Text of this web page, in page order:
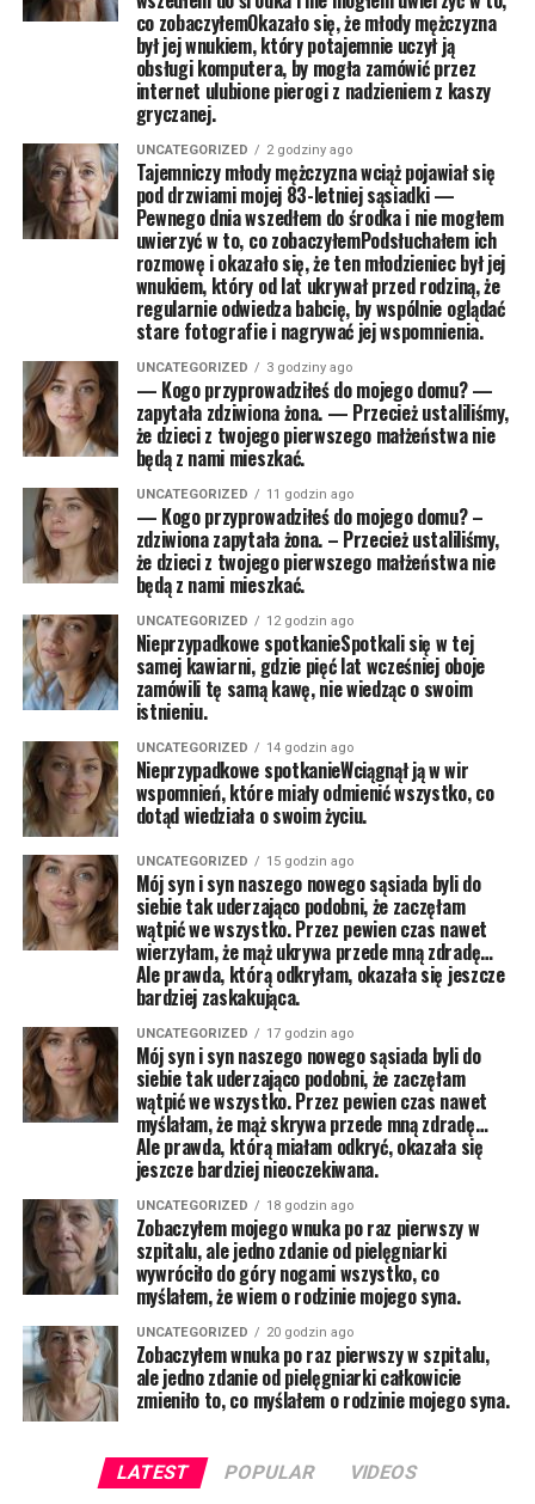
co zobaczyłemOkazało się, że młody mężczyzna
był jej wnukiem, który potajemnie uczył ją
obsługi komputera, by mogła zamówić przez
internet ulubione pierogi z nadzieniem z kaszy
gryczanej.
UNCATEGORIZED 2 godziny ago
Tajemniczy młody mężczyzna wciąż pojawiał się
pod drzwiami mojej 83-letniej sąsiadki —
Pewnego dnia wszedłem do środka i nie mogłem
uwierzyć w to, co zobaczyłemPodsłuchałem ich
rozmowę i okazało się, że ten młodzieniec był jej
wnukiem, który od lat ukrywał przed rodziną, że
regularnie odwiedza babcię, by wspólnie oglądać
stare fotografie i nagrywać jej wspomnienia.
UNCATEGORIZED 3 godziny ago
— Kogo przyprowadziłeś do mojego domu? —
zapytała zdziwiona żona. — Przecież ustaliliśmy,
że dzieci z twojego pierwszego małżeństwa nie
będą z nami mieszkać.
UNCATEGORIZED 11 godzin ago
— Kogo przyprowadziłeś do mojego domu? –
zdziwiona zapytała żona. – Przecież ustaliliśmy,
że dzieci z twojego pierwszego małżeństwa nie
będą z nami mieszkać.
UNCATEGORIZED 12 godzin ago
Nieprzypadkowe spotkanieSpotkali się w tej
samej kawiarni, gdzie pięć lat wcześniej oboje
zamówili tę samą kawę, nie wiedząc o swoim
istnieniu.
UNCATEGORIZED 14 godzin ago
Nieprzypadkowe spotkanieWciągnął ją w wir
wspomnień, które miały odmienić wszystko, co
dotąd wiedziała o swoim życiu.
UNCATEGORIZED 15 godzin ago
Mój syn i syn naszego nowego sąsiada byli do
siebie tak uderzająco podobni, że zaczęłam
wątpić we wszystko. Przez pewien czas nawet
wierzyłam, że mąż ukrywa przede mną zdradę…
Ale prawda, którą odkryłam, okazała się jeszcze
bardziej zaskakująca.
UNCATEGORIZED 17 godzin ago
Mój syn i syn naszego nowego sąsiada byli do
siebie tak uderzająco podobni, że zaczęłam
wątpić we wszystko. Przez pewien czas nawet
myślałam, że mąż skrywa przede mną zdradę…
Ale prawda, którą miałam odkryć, okazała się
jeszcze bardziej nieoczekiwana.
UNCATEGORIZED 18 godzin ago
Zobaczyłem mojego wnuka po raz pierwszy w
szpitalu, ale jedno zdanie od pielęgniarki
wywróciło do góry nogami wszystko, co
myślałem, że wiem o rodzinie mojego syna.
UNCATEGORIZED 20 godzin ago
Zobaczyłem wnuka po raz pierwszy w szpitalu,
ale jedno zdanie od pielęgniarki całkowicie
zmieniło to, co myślałem o rodzinie mojego syna.
LATEST POPULAR VIDEOS